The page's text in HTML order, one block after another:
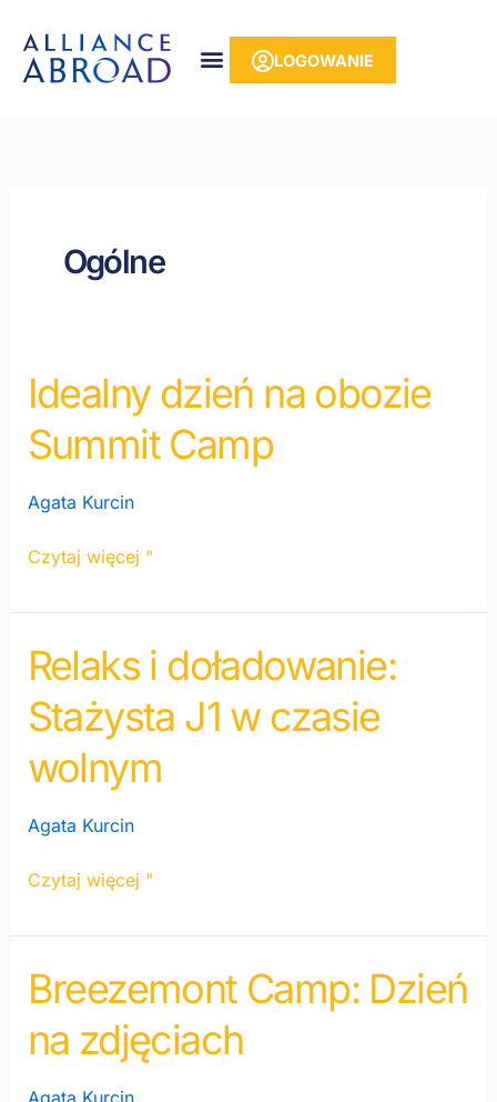
treści
treści
LOGOWANIE
Ogólne
Idealny dzień na obozie
Summit Camp
Agata Kurcin
Idealny
dzień
w
Camp
Czytaj więcej "
Relaks i doładowanie:
Stażysta J1 w czasie
wolnym
Agata Kurcin
Relaks
doładowanie:
J1
czasie
Czytaj więcej "
Breezemont Camp: Dzień
na zdjęciach
Agata Kurcin
Breezemont
Camp:
Dzień
zdjęciach